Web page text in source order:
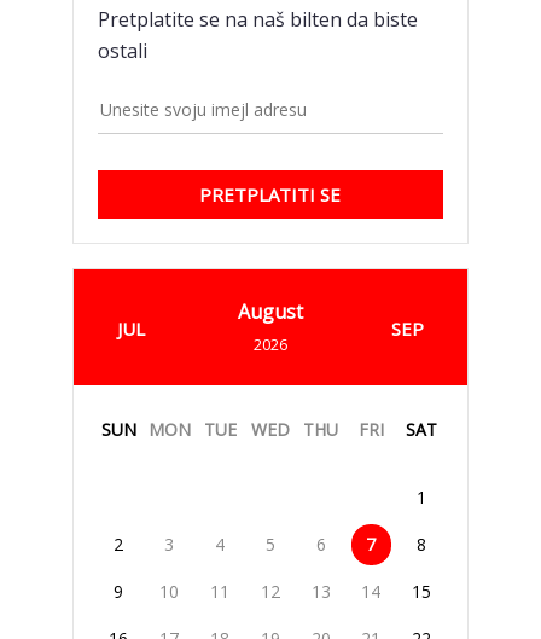
Pretplatite se na naš bilten da biste
ostali
PRETPLATITI SE
JUL
August
2026
SEP
SUN MON TUE WED THU FRI SAT
1
2 3 4 5 6 7 8
9 10 11 12 13 14 15